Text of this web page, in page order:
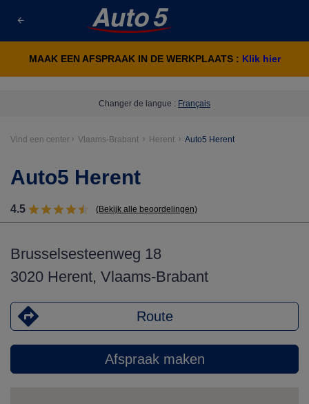
MAAK EEN AFSPRAAK IN DE WERKPLAATS : Klik hier
Vind een center Vlaams-Brabant Herent Auto5 Herent
Changer de langue : Français
Auto5 Herent
4.5 (Bekijk alle beoordelingen)
Brusselsesteenweg 18
3020 Herent, Vlaams-Brabant
Route
Afspraak maken